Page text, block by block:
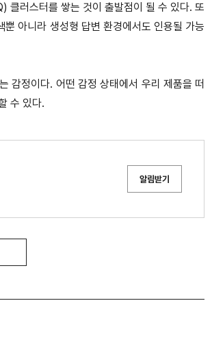
클러스터를 쌓는 것이 출발점이 될 수 있다. 또
뿐 아니라 생성형 답변 환경에서도 인용될 가능
감정이다. 어떤 감정 상태에서 우리 제품을 떠
수 있다.
알림받기